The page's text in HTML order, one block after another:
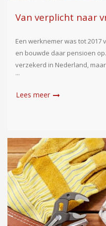
Van verplicht naar
Een werknemer was tot
en bouwde daar pensioen
verzekerd in Nederland,
pensioenregeling vrijwillig
Read more